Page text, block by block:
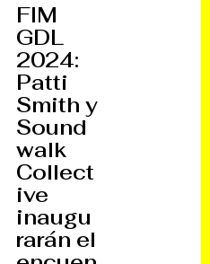
FIM
GDL
2024:
Patti
Smith y
Sound
walk
Collect
ive
inaugu
rarán el